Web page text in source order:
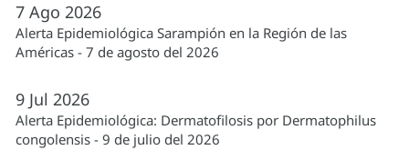
7 Ago 2026
Alerta Epidemiológica Sarampión en la Región de las
Américas - 7 de agosto del 2026
9 Jul 2026
Alerta Epidemiológica: Dermatofilosis por Dermatophilus
congolensis - 9 de julio del 2026